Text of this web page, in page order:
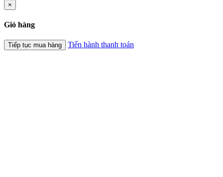
×
Giỏ hàng
Tiếp tục mua hàng Tiến hành thanh toán